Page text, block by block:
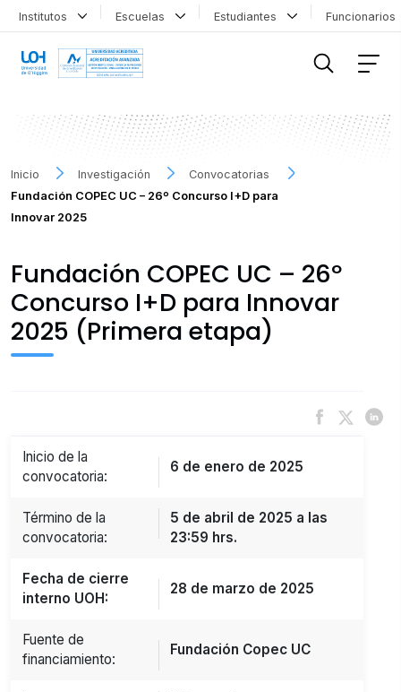
Institutos Escuelas Estudiantes
Inicio Investigación
Convocatorias
Fundación COPEC UC – 26º Concurso I+D para
Innovar 2025
Fundación COPEC UC – 26º
Concurso I+D para Innovar
2025 (Primera etapa)
Inicio de la
convocatoria:
6 de enero de 2025
Término de la
convocatoria:
5 de abril de 2025 a las
23:59 hrs.
Fecha de cierre
interno UOH:
28 de marzo de 2025
Fuente de
financiamiento:
Fundación Copec UC